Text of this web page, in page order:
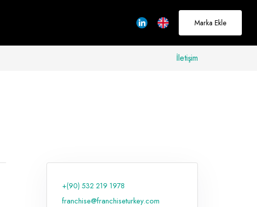
buradayız
Hakkımızda
Marka Ekle
İletişim
+(90) 532 219 1978
franchise@franchiseturkey.com